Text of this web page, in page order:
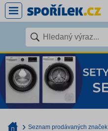
Seznam prodávaných značek